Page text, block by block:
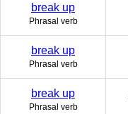
break up
Phrasal verb
break up
Phrasal verb
break up
Phrasal verb